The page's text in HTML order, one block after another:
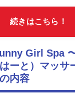
続きはこちら！
Girl Spa
ーと）マッサ
内容